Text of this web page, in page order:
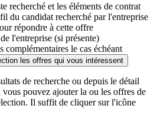
recherché et les éléments de contrat
du candidat recherché par l'entreprise
répondre à cette offre
l'entreprise (si présente)
complémentaires le cas échéant
les offres qui vous intéressent
de recherche ou depuis le détail
pouvez ajouter la ou les offres de
Il suffit de cliquer sur l'icône